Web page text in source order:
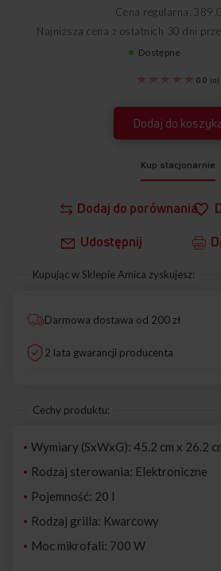
Dodaj do porównania
Udostępnij
0.0 (0)
Cena regularna
Najniższa cena z ostatnich 30 dni
Dostępne
Dodaj do
Kup stacjonarnie
Kupując w Sklepie Amica zyskujesz:
Darmowa dostawa od 200 zł
2 lata gwarancji producenta
Cechy produktu:
Wymiary (SxWxG): 45.2 cm x 26.2
Rodzaj sterowania: Elektroniczne
Pojemność: 20 l
Rodzaj grilla: Kwarcowy
Moc mikrofali: 700 W